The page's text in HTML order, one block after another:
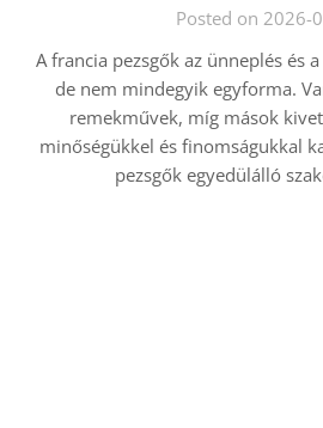
Posted on 2026-
A francia pezsgők az ünneplés és
de nem mindegyik egyforma.
remekművek, míg mások
minőségükkel és finomságukkal
pezsgők egyedülálló